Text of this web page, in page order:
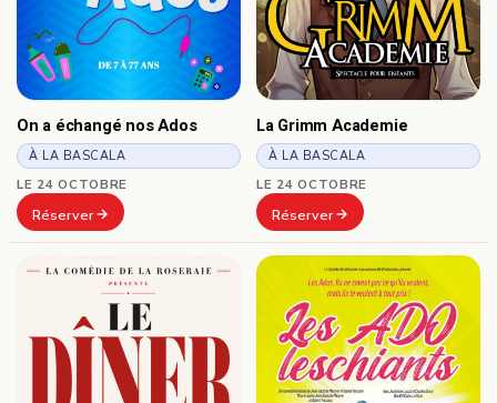
On a échangé nos Ados
À LA BASCALA
LE 24 OCTOBRE
Réserver
La Grimm Academie
À LA BASCALA
LE 24 OCTOBRE
Réserver